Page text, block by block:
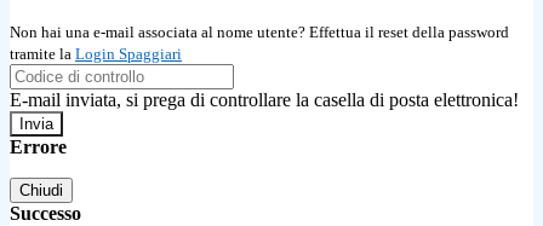
Non hai una e-mail associata al nome utente? Effettua il reset della password
tramite la Login Spaggiari
E-mail inviata, si prega di controllare la casella di posta elettronica!
Errore
Chiudi
Successo